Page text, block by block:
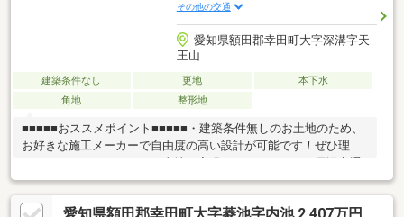
その他の交通
愛知県額田郡幸田町大字深溝字天
王山
建築条件なし 更地
本下水
角地
整形地
■■■■■おススメポイント■■■■■・建築条件無しのお土地のため、
お好きな施工メーカーで自由度の高い設計が可能です！ぜひ理想
量が少ないため、騒音や振動の軽減、安全性の向上のメリット等
がございます！・閑静な住宅街ですが市街地が近いため、休日に
はご家族で外出もお気軽にたのしむことができます！■■■■■周辺